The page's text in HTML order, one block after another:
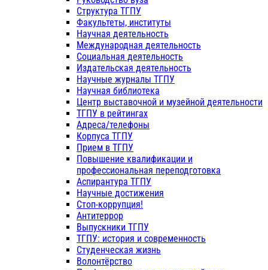
Структура ТГПУ
Факультеты, институты
Научная деятельность
Международная деятельность
Социальная деятельность
Издательская деятельность
Научные журналы ТГПУ
Научная библиотека
Центр выставочной и музейной деятельности
ТГПУ в рейтингах
Адреса/телефоны
Корпуса ТГПУ
Прием в ТГПУ
Повышение квалификации и
профессиональная переподготовка
Аспирантура ТГПУ
Научные достижения
Стоп-коррупция!
Антитеррор
Выпускники ТГПУ
ТГПУ: история и современность
Студенческая жизнь
Волонтёрство